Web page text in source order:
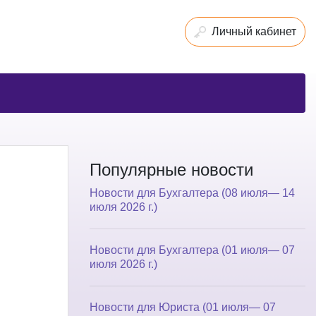
Личный кабинет
Популярные новости
Новости для Бухгалтера (08 июля— 14
июля 2026 г.)
Новости для Бухгалтера (01 июля— 07
июля 2026 г.)
Новости для Юриста (01 июля— 07